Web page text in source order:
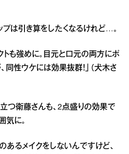
プは引き算をしたくなるけれど…。
トも強めに。目元と口元の両方にポ
同性ウケには効果抜群！」（犬木さ
つ衛藤さんも、2点盛りの効果で
気に。
あるメイクをしないんですけど、